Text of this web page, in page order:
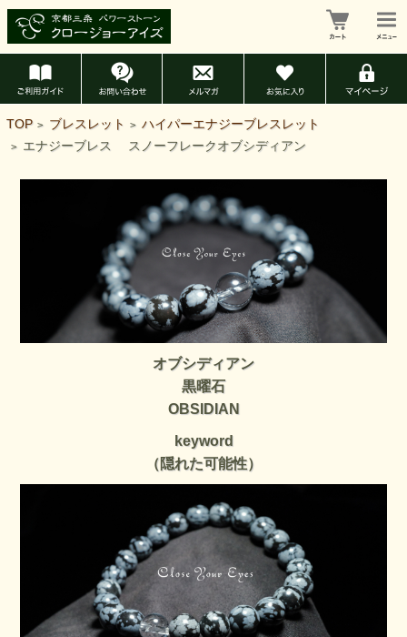
TOP > ブレスレット > ハイパーエナジーブレスレット
> エナジーブレス スノーフレークオブシディアン
オブシディアン
黒曜石
OBSIDIAN
keyword
（隠れた可能性）